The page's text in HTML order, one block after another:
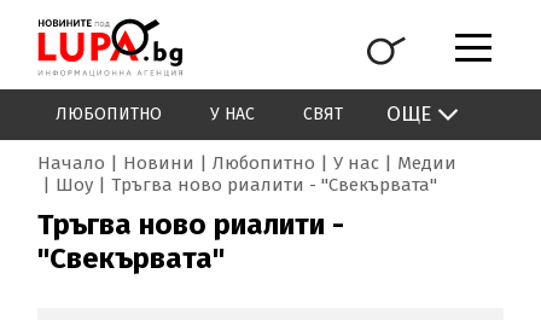
ЛЮБОПИТНО У НАС СВЯТ ОЩЕ
Начало Новини Любопитно У нас
Медии
Шоу
Тръгва ново риалити - "Свекървата"
Тръгва ново риалити -
"Свекървата"